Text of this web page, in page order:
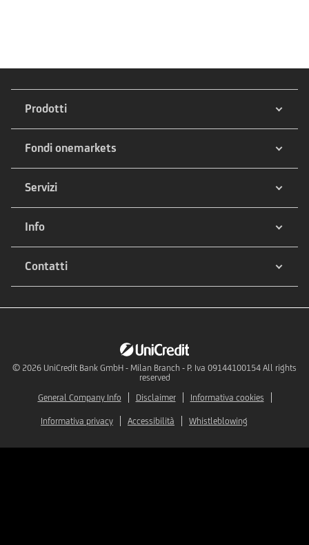
Prodotti
Fondi onemarkets
Servizi
Info
Contatti
© 2026 UniCredit Bank GmbH - Milan Branch - P. Iva 09144100154 All rights
reserved
General Company Info
Disclaimer Informativa cookies
Informativa privacy Accessibilità Whistleblowing